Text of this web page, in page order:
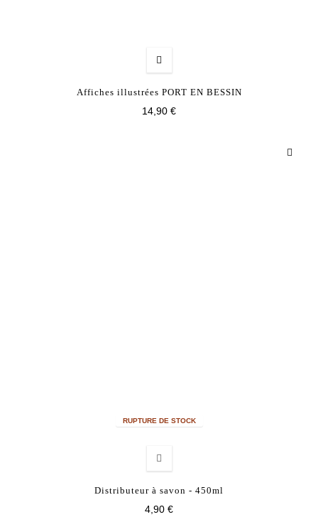
Affiches illustrées PORT EN BESSIN
14,90 €
RUPTURE DE STOCK
Distributeur à savon - 450ml
4,90 €